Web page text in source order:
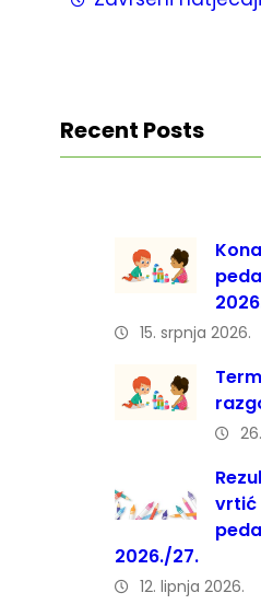
Recent Posts
15. srpnja 2026.
vrtić
2026./27.
12. lipnja 2026.